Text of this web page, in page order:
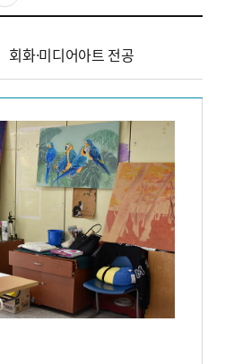
회화·미디어아트 전공